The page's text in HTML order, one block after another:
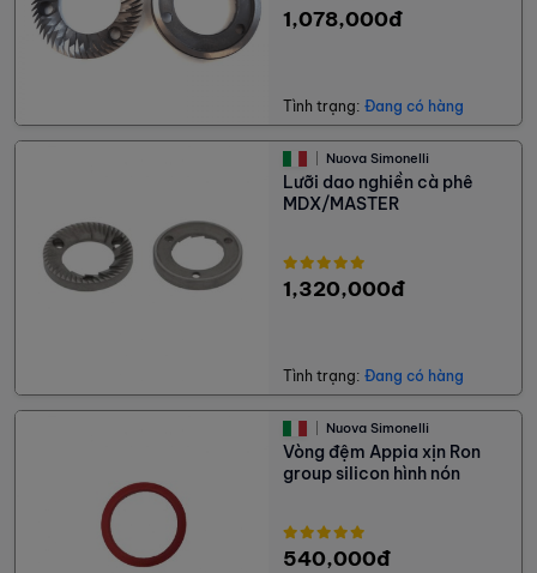
1,078,000đ
Tình trạng: Đang có hàng
Nuova Simonelli
Lưỡi dao nghiền cà phê
MDX/MASTER
1,320,000đ
Tình trạng: Đang có hàng
Nuova Simonelli
Vòng đệm Appia xịn Ron
group silicon hình nón
540,000đ